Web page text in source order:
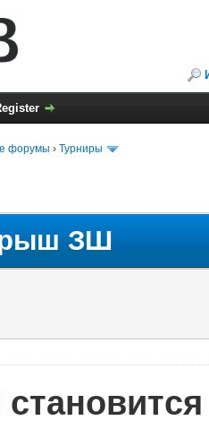
форумы › Турниры
ЗШ